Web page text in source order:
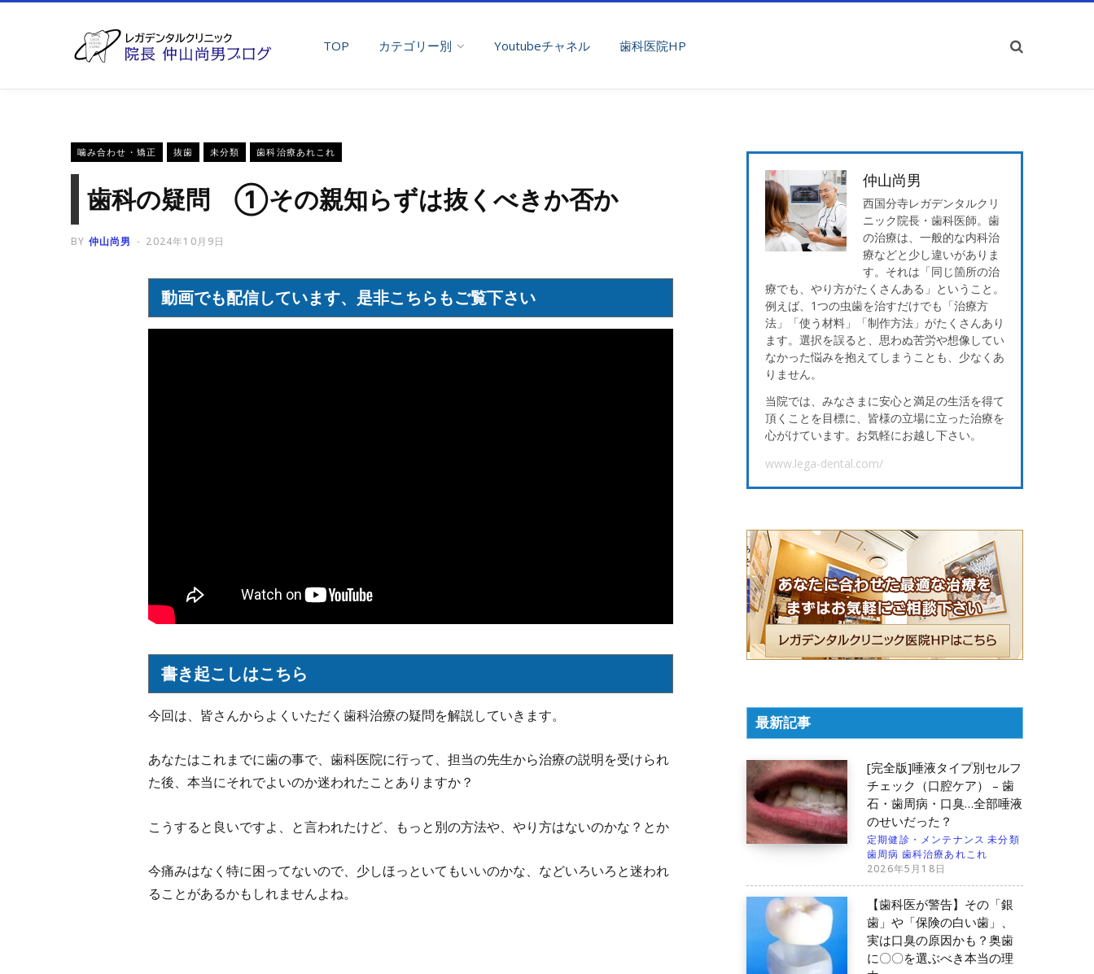
TOP カテゴリー別 Youtubeチャネル 歯科医院HP
噛み合わせ・矯正 抜歯 未分類 歯科治療あれこれ
歯科の疑問 ①その親知らずは抜くべきか否か
BY 仲山尚男 2024年10月9日
動画でも配信しています、是非こちらもご覧下さい
書き起こしはこちら
今回は、皆さんからよくいただく歯科治療の疑問を解説していきます。
あなたはこれまでに歯の事で、歯科医院に行って、担当の先生から治療の説明を受けられ
た後、本当にそれでよいのか迷われたことありますか？
こうすると良いですよ、と言われたけど、もっと別の方法や、やり方はないのかな？とか
今痛みはなく特に困ってないので、少しほっといてもいいのかな、などいろいろと迷われ
ることがあるかもしれませんよね。
仲山尚男
西国分寺レガデンタルクリ
ニック院長・歯科医師。歯
の治療は、一般的な内科治
療などと少し違いがありま
す。それは「同じ箇所の治
療でも、やり方がたくさんある」ということ。
例えば、1つの虫歯を治すだけでも「治療方
法」「使う材料」「制作方法」がたくさんあり
ます。選択を誤ると、思わぬ苦労や想像してい
なかった悩みを抱えてしまうことも、少なくあ
りません。
当院では、みなさまに安心と満足の生活を得て
頂くことを目標に、皆様の立場に立った治療を
心がけています。お気軽にお越し下さい。
www.lega-dental.com/
最新記事
[完全版]唾液タイプ別セルフ
チェック（口腔ケア） – 歯
石・歯周病・口臭…全部唾液
のせいだった？
定期健診・メンテナンス 未分類
歯周病 歯科治療あれこれ
2026年5月18日
【歯科医が警告】その「銀
歯」や「保険の白い歯」、
実は口臭の原因かも？奥歯
に〇〇を選ぶべき本当の理